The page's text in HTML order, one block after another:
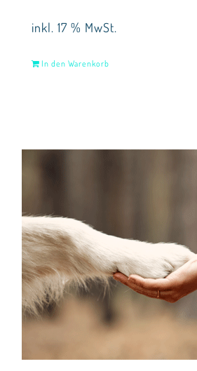
inkl. 17 % MwSt.
In den Warenkorb